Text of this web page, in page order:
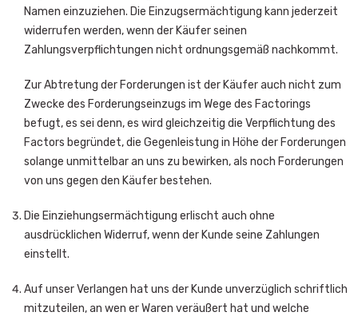
Namen einzuziehen. Die Einzugsermächtigung kann jederzeit
widerrufen werden, wenn der Käufer seinen
Zahlungsverpflichtungen nicht ordnungsgemäß nachkommt.
Zur Abtretung der Forderungen ist der Käufer auch nicht zum
Zwecke des Forderungseinzugs im Wege des Factorings
befugt, es sei denn, es wird gleichzeitig die Verpflichtung des
Factors begründet, die Gegenleistung in Höhe der Forderungen
solange unmittelbar an uns zu bewirken, als noch Forderungen
von uns gegen den Käufer bestehen.
Die Einziehungsermächtigung erlischt auch ohne
ausdrücklichen Widerruf, wenn der Kunde seine Zahlungen
einstellt.
Auf unser Verlangen hat uns der Kunde unverzüglich schriftlich
mitzuteilen, an wen er Waren veräußert hat und welche